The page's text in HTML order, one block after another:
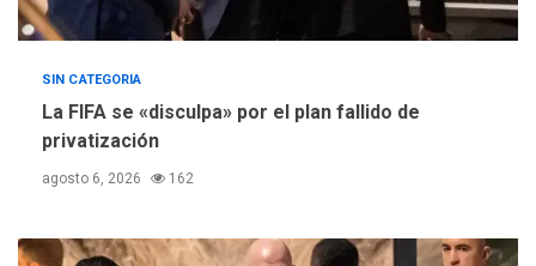
SIN CATEGORIA
La FIFA se «disculpa» por el plan fallido de
privatización
agosto 6, 2026 162